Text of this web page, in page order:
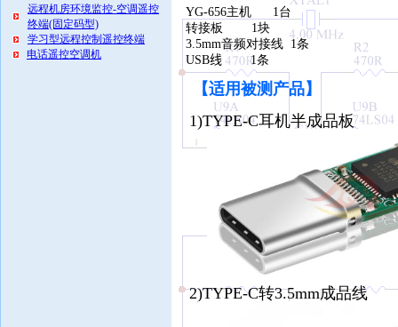
远程机房环境监控-空调遥控
终端(固定码型)
学习型远程控制遥控终端
电话遥控空调机
YG-656主机 1台
转接板
1块
3.5mm音频对接线 1条
USB线 1条
【适用被测产品】
1)TYPE-C耳机半成品板
2)TYPE-C转3.5mm成品线